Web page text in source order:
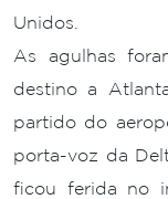
Unidos.
As agulhas
destino a
partido do
porta-voz da
ficou ferida no